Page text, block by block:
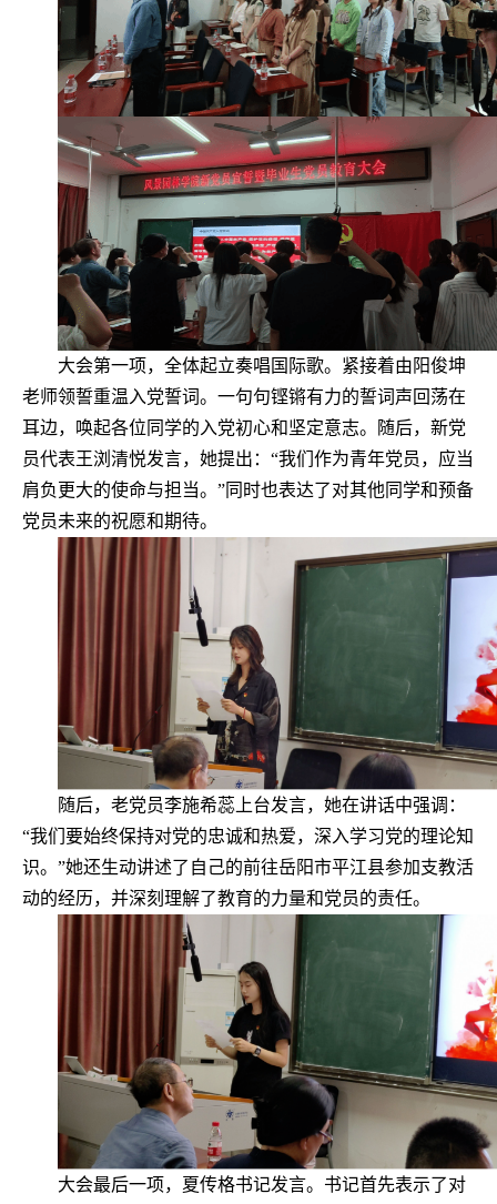
大会第一项，全体起立奏唱国际歌。紧接着由阳俊坤
老师领誓重温入党誓词。一句句铿锵有力的誓词声回荡在
耳边，唤起各位同学的入党初心和坚定意志。随后，新党
员代表王浏清悦发言，她提出：“我们作为青年党员，应当
肩负更大的使命与担当。”同时也表达了对其他同学和预备
党员未来的祝愿和期待。
随后，老党员李施希蕊上台发言，她在讲话中强调：
“我们要始终保持对党的忠诚和热爱，深入学习党的理论知
识。”她还生动讲述了自己的前往岳阳市平江县参加支教活
动的经历，并深刻理解了教育的力量和党员的责任。
大会最后一项，夏传格书记发言。书记首先表示了对